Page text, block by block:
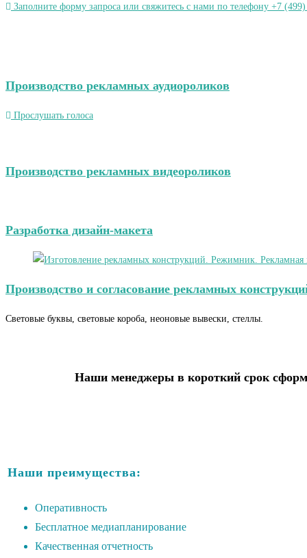
Заполните форму запроса или свяжитесь с нами по телефону +7
Производство рекламных аудиороликов
Прослушать голоса
Производство рекламных видеороликов
Разработка дизайн-макета
Производство и согласование рекламных
Световые буквы, световые короба, неоновые вывески, стеллы.
Наши менеджеры в короткий срок
Наши преимущества:
Оперативность
Бесплатное медиапланирование
Качественная отчетность